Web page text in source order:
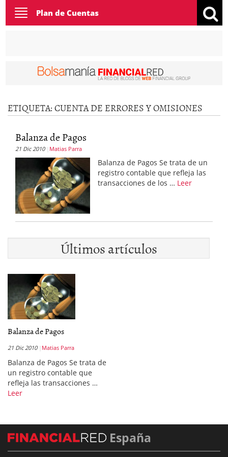
Toggle
navigation
Plan de Cuentas
ETIQUETA:CUENTA DE ERRORES Y OMISIONES
Balanza de Pagos
21 Dic 2010 Matias Parra
Balanza de Pagos Se trata de un
registro contable que refleja las
transacciones de los … Leer
Últimos artículos
Balanza de Pagos
21 Dic 2010 Matias Parra
Balanza de Pagos Se trata de
un registro contable que
refleja las transacciones …
Leer
España